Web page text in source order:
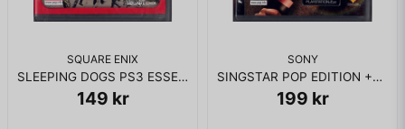
SQUARE ENIX
SLEEPING DOGS PS3 ESSENTIALS
149 kr
SONY
SINGSTAR POP EDITION +SINGSTORE PS3
199 kr